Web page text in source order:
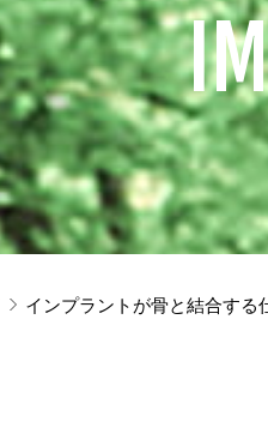
インプラントが骨と結合する